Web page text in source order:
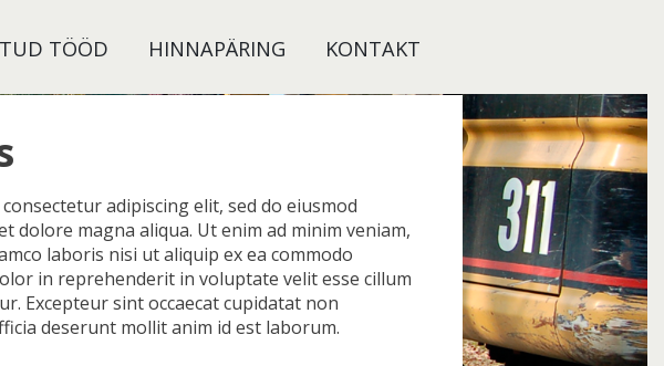
TÖÖD HINNAPÄRING KONTAKT
adipiscing elit, sed do eiusmod
dolore magna aliqua. Ut enim ad minim veniam,
laboris nisi ut aliquip ex ea commodo
in reprehenderit in voluptate velit esse cillum
Excepteur sint occaecat cupidatat non
deserunt mollit anim id est laborum.